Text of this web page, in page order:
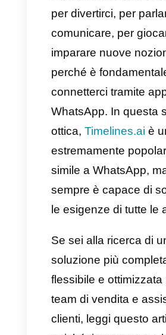
Oggigiorno, la
ormai parte
nostre vite.
dalle grande
La utilizziamo
per divertirci,
comunicare,
imparare nuove
connetterci
WhatsApp. In
ottica,
estremamente